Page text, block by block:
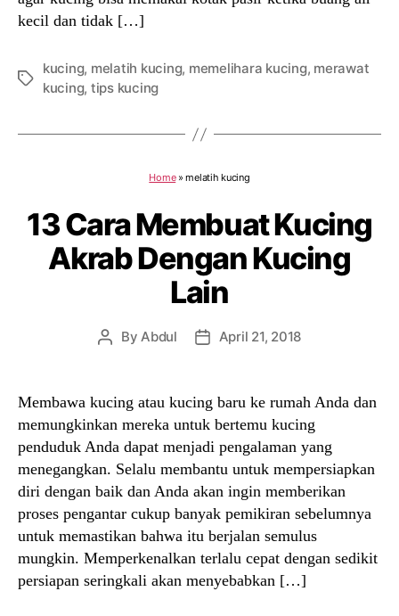
kecil dan tidak […]
Tags
kucing, melatih kucing, memelihara kucing, merawat
kucing, tips kucing
Home»melatih kucing
13 Cara Membuat Kucing
Akrab Dengan Kucing
Lain
PostByAbdul
PostApril 21, 2018
Membawa kucing atau kucing baru ke rumah Anda dan
memungkinkan mereka untuk bertemu kucing
penduduk Anda dapat menjadi pengalaman yang
menegangkan. Selalu membantu untuk mempersiapkan
diri dengan baik dan Anda akan ingin memberikan
proses pengantar cukup banyak pemikiran sebelumnya
untuk memastikan bahwa itu berjalan semulus
mungkin. Memperkenalkan terlalu cepat dengan sedikit
persiapan seringkali akan menyebabkan […]